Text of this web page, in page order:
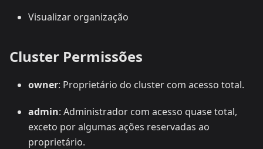
Visualizar organização
Cluster Permissões
owner: Proprietário do cluster com acesso total.
admin: Administrador com acesso quase total,
exceto por algumas ações reservadas ao
proprietário.